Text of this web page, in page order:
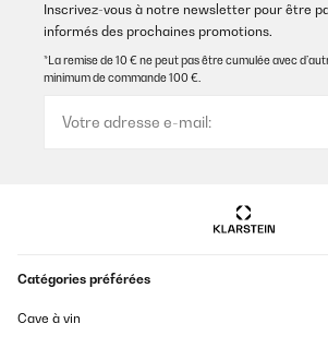
Inscrivez-vous à notre newsletter pour être
informés des prochaines promotions.
*La remise de 10 € ne peut pas être cumulée avec
minimum de commande 100 €.
Catégories préférées
Cave à vin